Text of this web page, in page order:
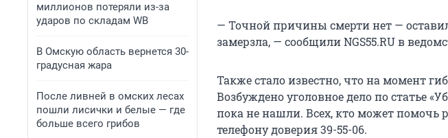
миллионов потеряли из-за
ударов по складам WB
В Омскую область вернется 30-
градусная жара
После ливней в омских лесах
пошли лисички и белые — где
больше всего грибов
— Точной причины смерти нет —
замерзла, — сообщили NGS55.RU в
Также стало известно, что на момент
Возбуждено уголовное дело по статье
пока не нашли. Всех, кто может помочь
телефону доверия 39-55-06.